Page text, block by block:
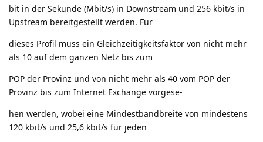
bit in der Sekunde (Mbit/s) in Downstream und 256 kbit/s in
Upstream bereitgestellt werden. Für
dieses Profil muss ein Gleichzeitigkeitsfaktor von nicht mehr
als 10 auf dem ganzen Netz bis zum
POP der Provinz und von nicht mehr als 40 vom POP der
Provinz bis zum Internet Exchange vorgese-
hen werden, wobei eine Mindestbandbreite von mindestens
120 kbit/s und 25,6 kbit/s für jeden